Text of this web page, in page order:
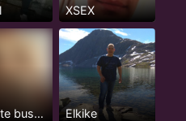
XSEX
Xavalote buscando que me la coman Elkike